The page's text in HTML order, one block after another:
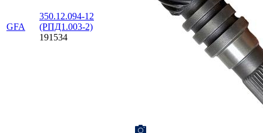
GFA
350.12.094-12
(РПД1.003-2)
191534